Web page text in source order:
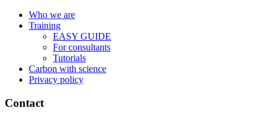
Who we are
Training
EASY GUIDE
For consultants
Tutorials
Carbon with science
Privacy policy
Contact